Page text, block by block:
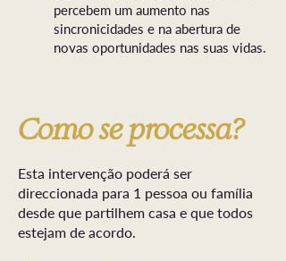
percebem um aumento nas
sincronicidades e na abertura de
novas oportunidades nas suas vidas.
Como se processa?
Esta intervenção poderá ser
direccionada para 1 pessoa ou família
desde que partilhem casa e que todos
estejam de acordo.